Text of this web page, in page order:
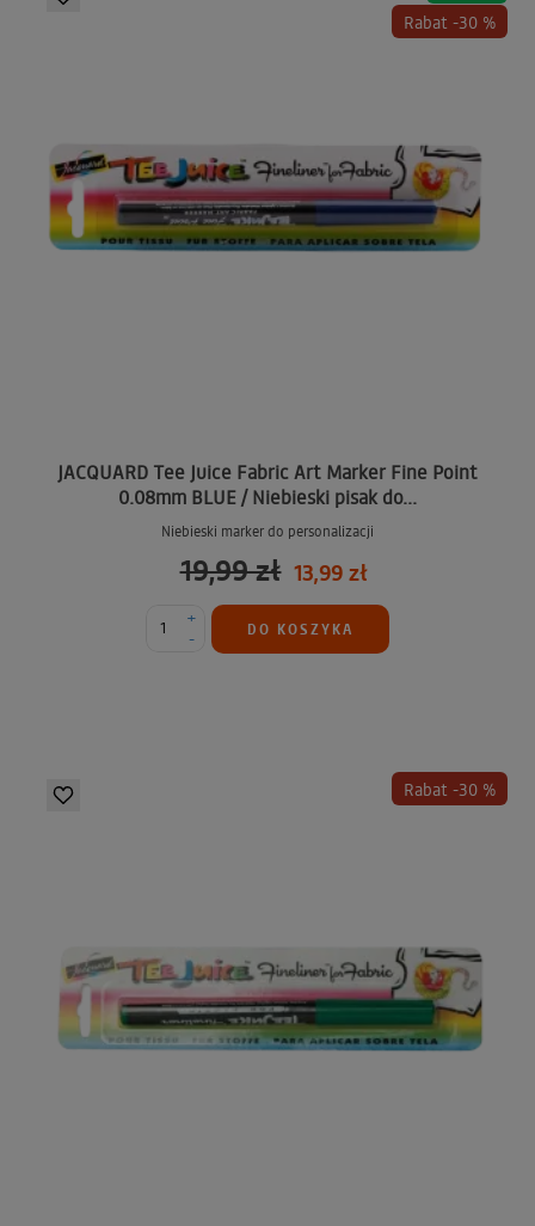
Rabat -30 %
JACQUARD Tee Juice Fabric Art Marker Fine Point
0.08mm BLUE / Niebieski pisak do...
Niebieski marker do personalizacji
19,99 zł 13,99 zł
-
+
DO KOSZYKA
Rabat -30 %